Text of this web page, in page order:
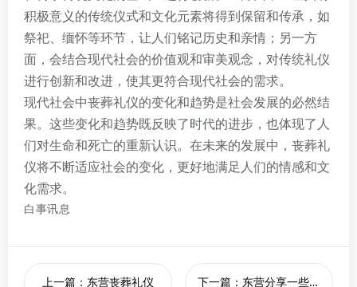
积极意义的传统仪式和文化元素将得到保留和传承，如
祭祀、缅怀等环节，让人们铭记历史和亲情；另一方
面，会结合现代社会的价值观和审美观念，对传统礼仪
进行创新和改进，使其更符合现代社会的需求。
现代社会中丧葬礼仪的变化和趋势是社会发展的必然结
果。这些变化和趋势既反映了时代的进步，也体现了人
们对生命和死亡的重新认识。在未来的发展中，丧葬礼
仪将不断适应社会的变化，更好地满足人们的情感和文
化需求。
白事讯息
上一篇：东营丧葬礼仪 下一篇：东营分享一些简化的现代丧葬礼仪流程